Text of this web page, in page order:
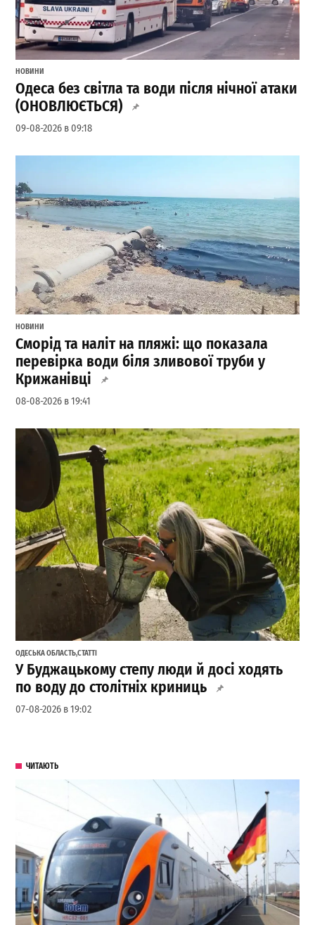
НОВИНИ
Одеса без світла та води після нічної атаки
(ОНОВЛЮЄТЬСЯ)
09-08-2026 в 09:18
НОВИНИ
Сморід та наліт на пляжі: що показала
перевірка води біля зливової труби у
Крижанівці
08-08-2026 в 19:41
ОДЕСЬКА ОБЛАСТЬ,СТАТТІ
У Буджацькому степу люди й досі ходять
по воду до столітніх криниць
07-08-2026 в 19:02
ЧИТАЮТЬ